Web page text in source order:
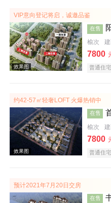
效果图
效果图
VIP意向登记将启，诚邀品鉴
在售
榆次
7800
普通住宅
约42-57㎡轻奢LOFT 火爆热销中
在售
榆次
7800
普通住宅
预计2021年7月20日交房
在售